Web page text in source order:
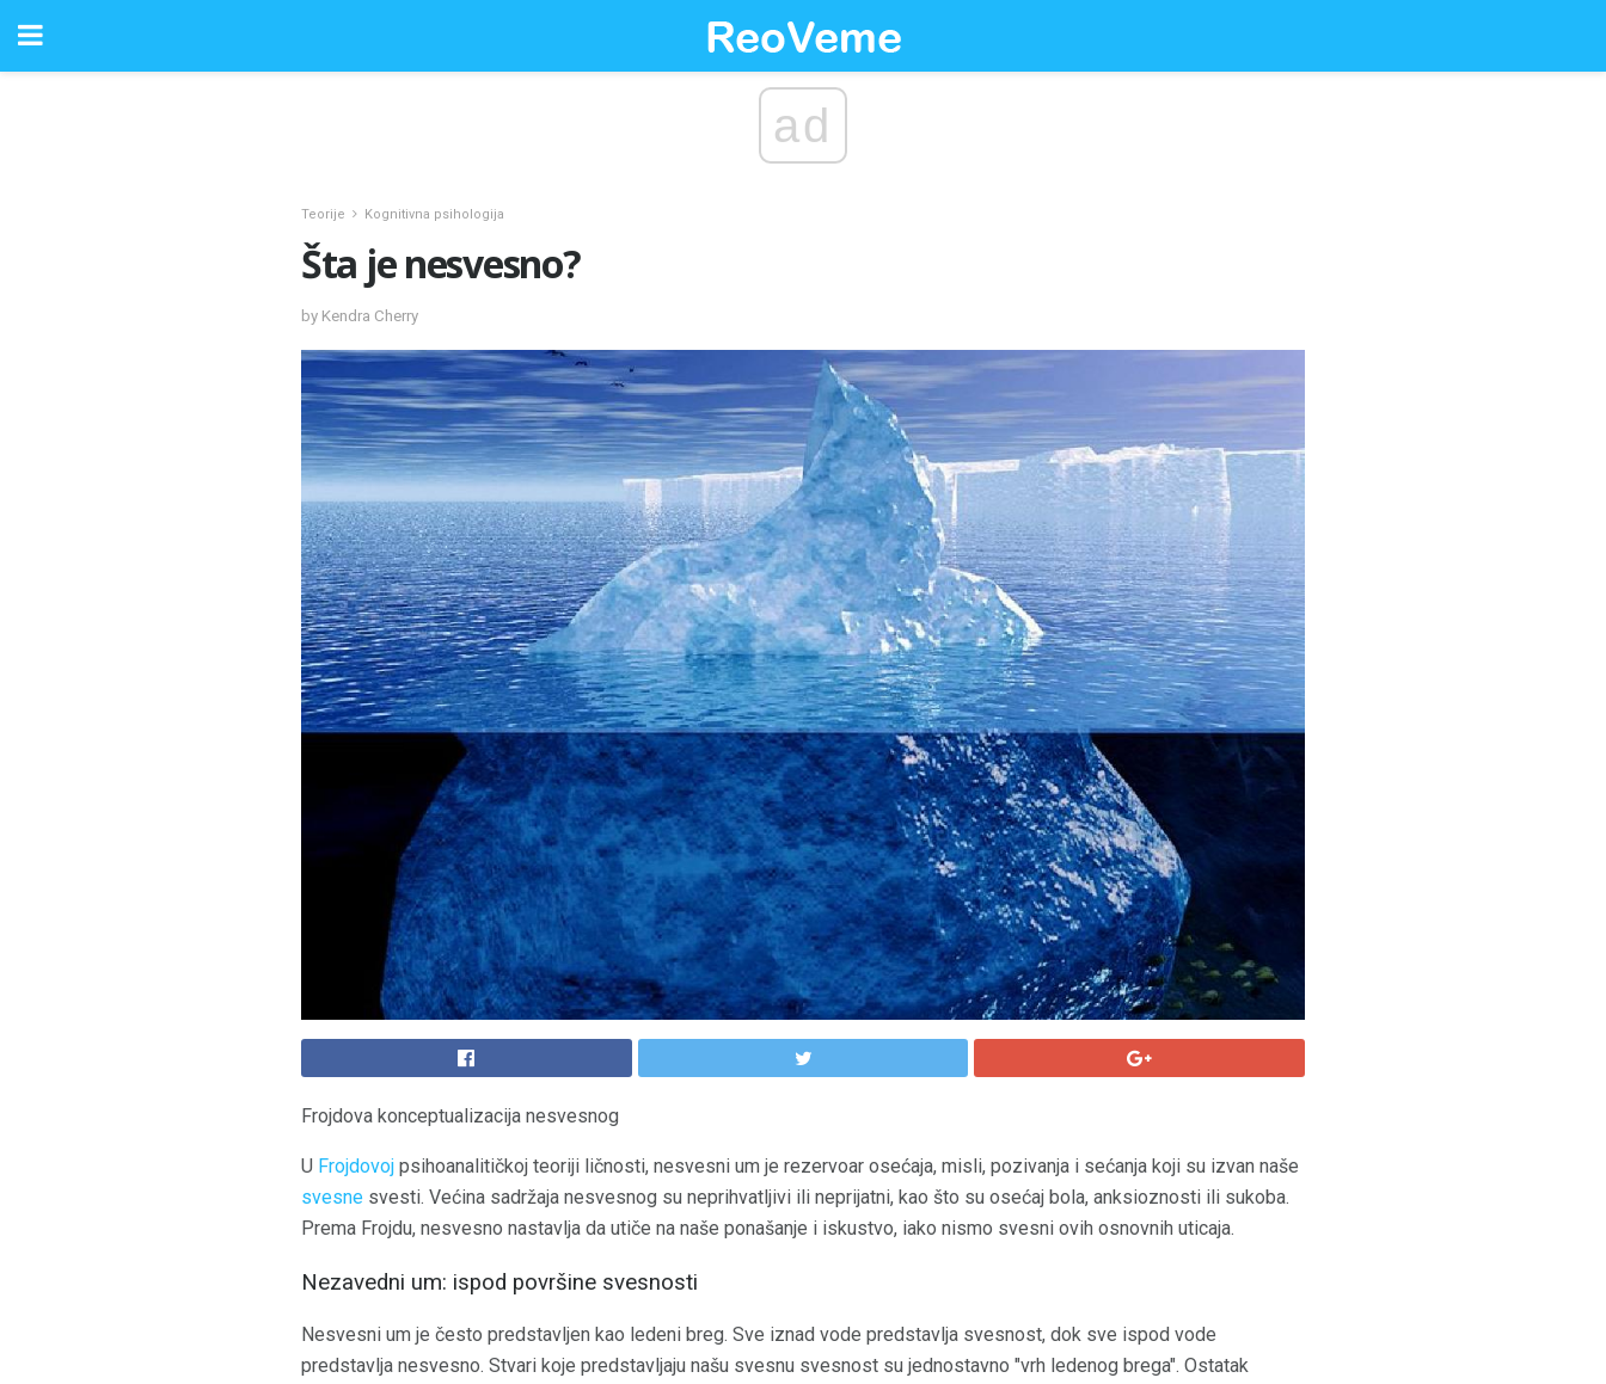
ad
Teorije Kognitivna psihologija
Šta je nesvesno?
by Kendra Cherry
Frojdova konceptualizacija nesvesnog
U Frojdovoj psihoanalitičkoj teoriji ličnosti, nesvesni um je rezervoar osećaja, misli, pozivanja i sećanja koji su izvan naše
svesne svesti. Većina sadržaja nesvesnog su neprihvatljivi ili neprijatni, kao što su osećaj bola, anksioznosti ili sukoba.
Prema Frojdu, nesvesno nastavlja da utiče na naše ponašanje i iskustvo, iako nismo svesni ovih osnovnih uticaja.
Nezavedni um: ispod površine svesnosti
Nesvesni um je često predstavljen kao ledeni breg. Sve iznad vode predstavlja svesnost, dok sve ispod vode
predstavlja nesvesno. Stvari koje predstavljaju našu svesnu svesnost su jednostavno "vrh ledenog brega". Ostatak